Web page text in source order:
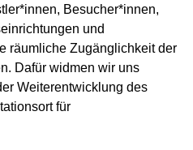
Besucher*innen,
und
räumliche Zugänglichkeit der
Dafür widmen wir uns
Weiterentwicklung des
für